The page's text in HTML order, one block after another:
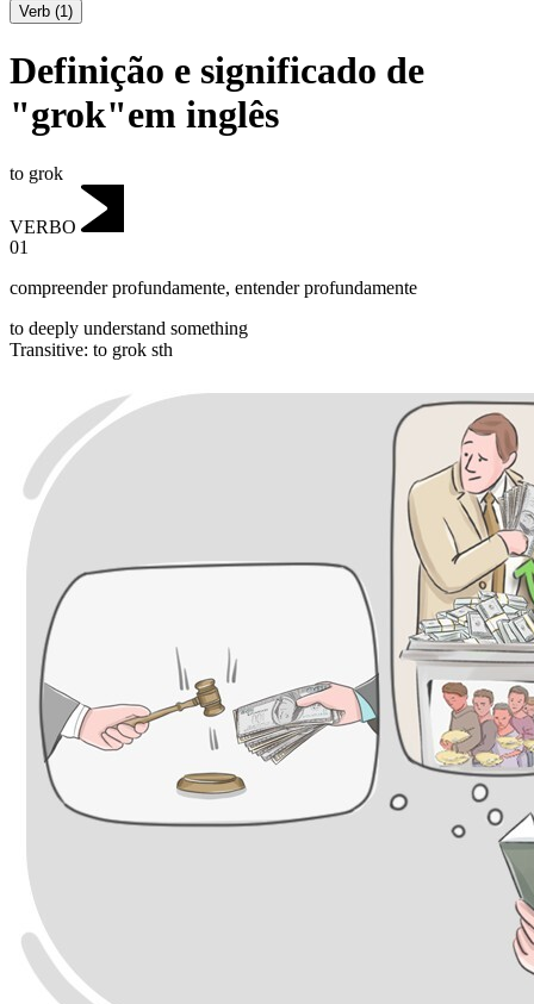
Verb (1)
Definição e significado de
"grok"em inglês
to grok
VERBO
01
compreender profundamente, entender profundamente
to deeply understand something
Transitive: to grok sth